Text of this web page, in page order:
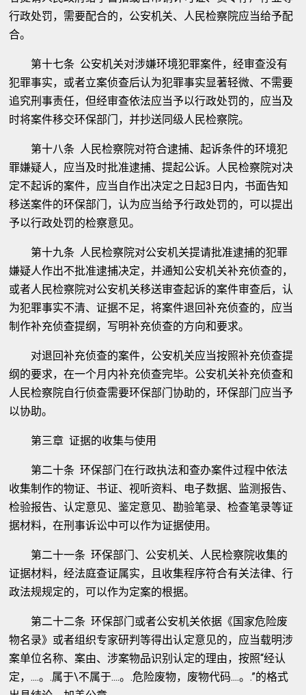
行政处罚，需要配合的，公安机关、人民检察院应当给予配
合。
第十七条 公安机关对涉嫌环境犯罪案件，经审查没有
犯罪事实，或者立案侦查后认为犯罪事实显著轻微、不需要
追究刑事责任，但经审查依法应当予以行政处罚的，应当及
时将案件移交环保部门，并抄送同级人民检察院。
第十八条 人民检察院对符合逮捕、起诉条件的环境犯
罪嫌疑人，应当及时批准逮捕、提起公诉。人民检察院对决
定不起诉的案件，应当自作出决定之日起3日内，书面告知
移送案件的环保部门，认为应当给予行政处罚的，可以提出
予以行政处罚的检察意见。
第十九条 人民检察院对公安机关提请批准逮捕的犯罪
嫌疑人作出不批准逮捕决定，并通知公安机关补充侦查的，
或者人民检察院对公安机关移送审查起诉的案件审查后，认
为犯罪事实不清、证据不足，将案件退回补充侦查的，应当
制作补充侦查提纲，写明补充侦查的方向和要求。
对退回补充侦查的案件，公安机关应当按照补充侦查提
纲的要求，在一个月内补充侦查完毕。公安机关补充侦查和
人民检察院自行侦查需要环保部门协助的，环保部门应当予
以协助。
第三章 证据的收集与使用
第二十条 环保部门在行政执法和查办案件过程中依法
收集制作的物证、书证、视听资料、电子数据、监测报告、
检验报告、认定意见、鉴定意见、勘验笔录、检查笔录等证
据材料，在刑事诉讼中可以作为证据使用。
第二十一条 环保部门、公安机关、人民检察院收集的
证据材料，经法庭查证属实，且收集程序符合有关法律、行
政法规规定的，可以作为定案的根据。
第二十二条 环保部门或者公安机关依据《国家危险废
物名录》或者组织专家研判等得出认定意见的，应当载明涉
案单位名称、案由、涉案物品识别认定的理由，按照“经认
定，....。.属于\不属于....。.危险废物，废物代码....。.”的格式